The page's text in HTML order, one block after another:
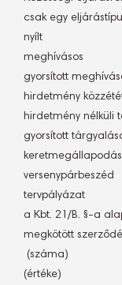
csak egy
nyílt
meghívásos
gyorsított
hirdetmény
hirdetmény nélküli
gyorsított
versenypárbeszéd
tervpályázat
a Kbt. 21/B. §-a
megkötött
 (száma)
(értéke)